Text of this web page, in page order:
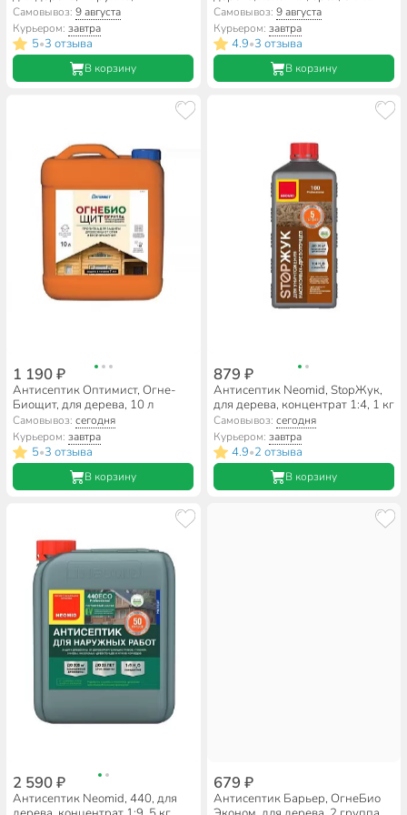
бесцветный, 12 кг
Самовывоз:9 августа
Курьером:завтра
5•3 отзыва
В корзину
Самовывоз: 9 августа
Курьером: завтра
4.9•3 отзыва
В корзину
1 190 ₽
Антисептик Оптимист, Огне-
Биощит, для дерева, 10 л
Самовывоз:сегодня
Курьером:завтра
5•3 отзыва
В корзину
879 ₽
Антисептик Neomid, StopЖук,
для дерева, концентрат 1:4, 1 кг
Самовывоз: сегодня
Курьером: завтра
4.9•2 отзыва
В корзину
2 590 ₽
Антисептик Neomid, 440, для
679 ₽
Антисептик Барьер, ОгнеБио